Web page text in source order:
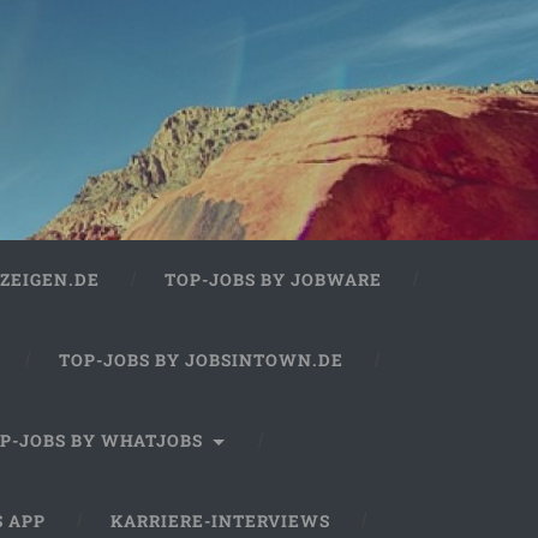
TOP-JOBS BY JOBWARE
TOP-JOBS BY JOBSINTOWN.DE
JOBS BY WHATJOBS
APP KARRIERE-INTERVIEWS